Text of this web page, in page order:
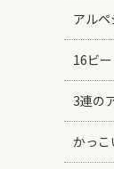
アル
16ビ
3連の
かっこ